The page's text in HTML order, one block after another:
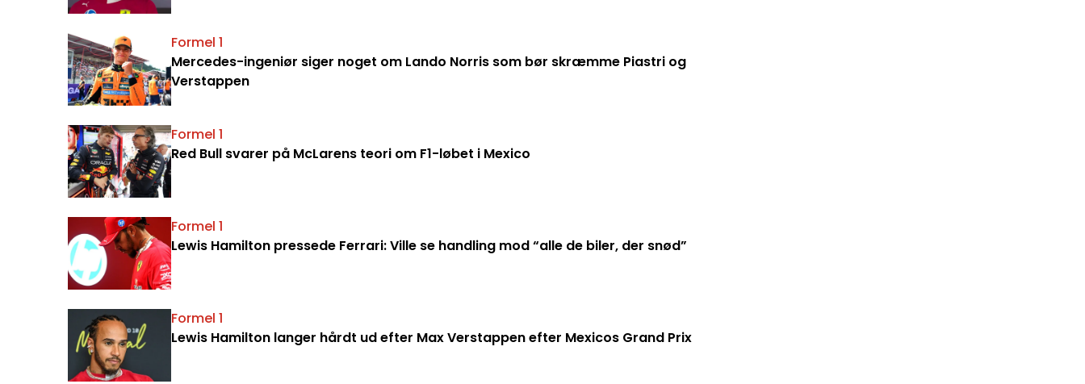
Formel 1
Mercedes-ingeniør siger noget om Lando Norris som bør skræmme Piastri og
Verstappen
Formel 1
Red Bull svarer på McLarens teori om F1-løbet i Mexico
Formel 1
Lewis Hamilton pressede Ferrari: Ville se handling mod “alle de biler, der snød”
Formel 1
Lewis Hamilton langer hårdt ud efter Max Verstappen efter Mexicos Grand Prix